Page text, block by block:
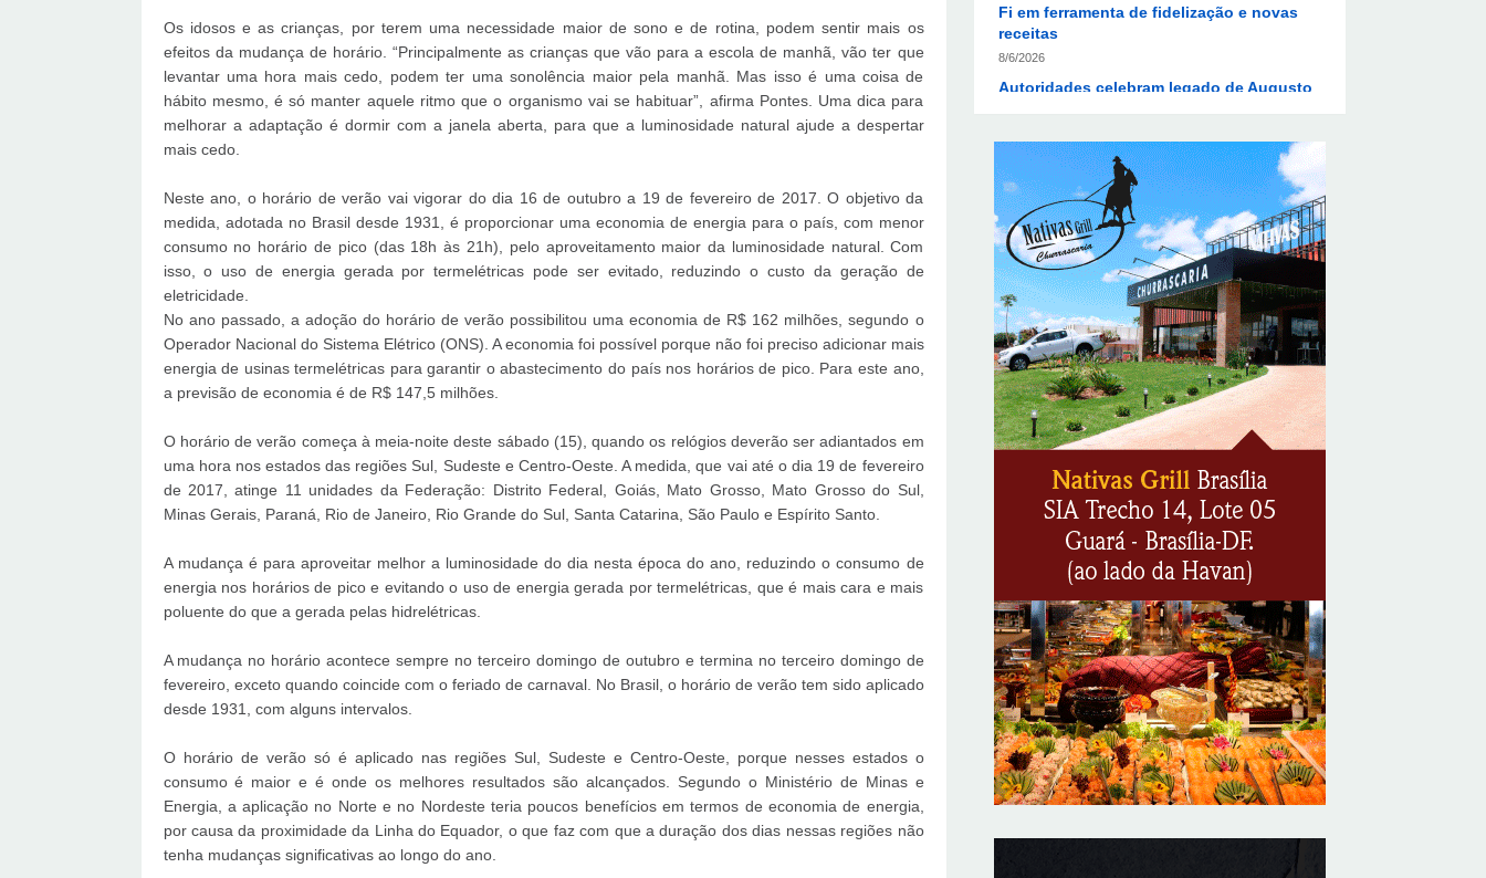
Os idosos e as crianças, por terem uma necessidade maior de sono e de rotina, podem sentir mais os
efeitos da mudança de horário. “Principalmente as crianças que vão para a escola de manhã, vão ter que
levantar uma hora mais cedo, podem ter uma sonolência maior pela manhã. Mas isso é uma coisa de
hábito mesmo, é só manter aquele ritmo que o organismo vai se habituar”, afirma Pontes. Uma dica para
melhorar a adaptação é dormir com a janela aberta, para que a luminosidade natural ajude a despertar
mais cedo.
Neste ano, o horário de verão vai vigorar do dia 16 de outubro a 19 de fevereiro de 2017. O objetivo da
medida, adotada no Brasil desde 1931, é proporcionar uma economia de energia para o país, com menor
consumo no horário de pico (das 18h às 21h), pelo aproveitamento maior da luminosidade natural. Com
isso, o uso de energia gerada por termelétricas pode ser evitado, reduzindo o custo da geração de
eletricidade.
No ano passado, a adoção do horário de verão possibilitou uma economia de R$ 162 milhões, segundo o
Operador Nacional do Sistema Elétrico (ONS). A economia foi possível porque não foi preciso adicionar mais
energia de usinas termelétricas para garantir o abastecimento do país nos horários de pico. Para este ano,
a previsão de economia é de R$ 147,5 milhões.
O horário de verão começa à meia-noite deste sábado (15), quando os relógios deverão ser adiantados em
uma hora nos estados das regiões Sul, Sudeste e Centro-Oeste. A medida, que vai até o dia 19 de fevereiro
de 2017, atinge 11 unidades da Federação: Distrito Federal, Goiás, Mato Grosso, Mato Grosso do Sul,
Minas Gerais, Paraná, Rio de Janeiro, Rio Grande do Sul, Santa Catarina, São Paulo e Espírito Santo.
A mudança é para aproveitar melhor a luminosidade do dia nesta época do ano, reduzindo o consumo de
energia nos horários de pico e evitando o uso de energia gerada por termelétricas, que é mais cara e mais
poluente do que a gerada pelas hidrelétricas.
A mudança no horário acontece sempre no terceiro domingo de outubro e termina no terceiro domingo de
fevereiro, exceto quando coincide com o feriado de carnaval. No Brasil, o horário de verão tem sido aplicado
desde 1931, com alguns intervalos.
O horário de verão só é aplicado nas regiões Sul, Sudeste e Centro-Oeste, porque nesses estados o
consumo é maior e é onde os melhores resultados são alcançados. Segundo o Ministério de Minas e
Energia, a aplicação no Norte e no Nordeste teria poucos benefícios em termos de economia de energia,
por causa da proximidade da Linha do Equador, o que faz com que a duração dos dias nessas regiões não
tenha mudanças significativas ao longo do ano.
8/6/2026
Autoridades celebram legado de Augusto
Nardes em jantar em Brasília
8/5/2026
especializado a crianças e adolescentes
vítimas de violência sexual no DF
8/5/2026
Planaltina terá reforço de ônibus para a 6ª
Feira Nacional da Uva e do Vinho
8/5/2026
Endereços em Planaltina terão o
fornecimento de energia interrompido
nesta quinta-feira (6)
8/5/2026
Lactário do Hospital de Base garante
alimentação segura e personalizada aos
pacientes
8/5/2026
Supermercados transformam o Wi-Fi em
ferramenta estratégica para fidelizar
CIEE e Tribunal Regional Federal da 1ª
Região - TRF abrem processo seletivo
para o Programa de Estágio
8/6/2026
“Você sabe com quem está falando?”: A
corrupção sistêmica nos órgãos públicos
8/6/2026
Jardim Botânico: MPDFT ajuíza ação
contra obras em sítio arqueológico pré-
histórico
Provedores de internet transformam o Wi-
Fi em ferramenta de fidelização e novas